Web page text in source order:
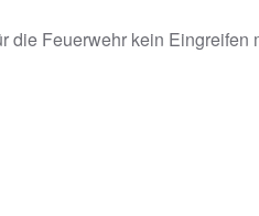
Feuerwehr kein